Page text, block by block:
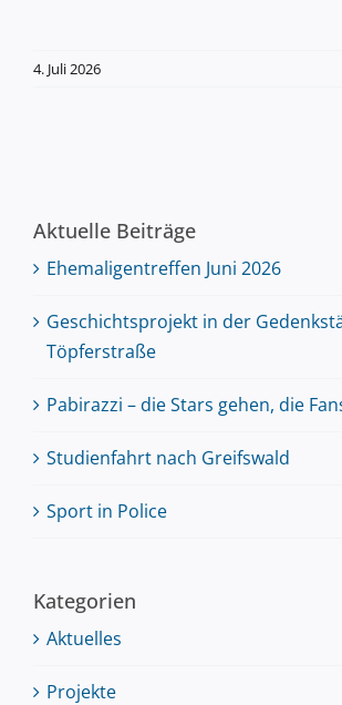
4. Juli 2026
Aktuelle Beiträge
Ehemaligentreffen Juni 2026
Geschichtsprojekt in der
Töpferstraße
Pabirazzi – die Stars gehen, die
Studienfahrt nach Greifswald
Sport in Police
Kategorien
Aktuelles
Projekte